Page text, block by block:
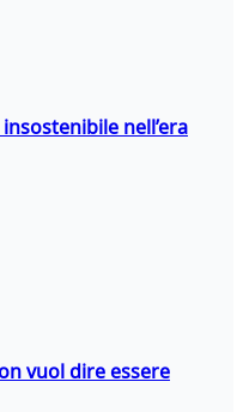
nell’era
vuol dire essere